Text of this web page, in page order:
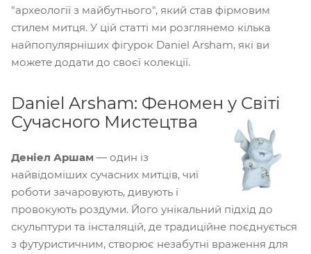
"археології з майбутнього", який став фірмовим
стилем митця. У цій статті ми розглянемо кілька
найпопулярніших фігурок Daniel Arsham, які ви
можете додати до своєї колекції.
Daniel Arsham: Феномен у Світі
Сучасного Мистецтва
Деніел Аршам — один із
найвідоміших сучасних митців, чиї
роботи зачаровують, дивують і
провокують роздуми. Його унікальний підхід до
скульптури та інсталяцій, де традиційне поєднується
з футуристичним, створює незабутні враження для